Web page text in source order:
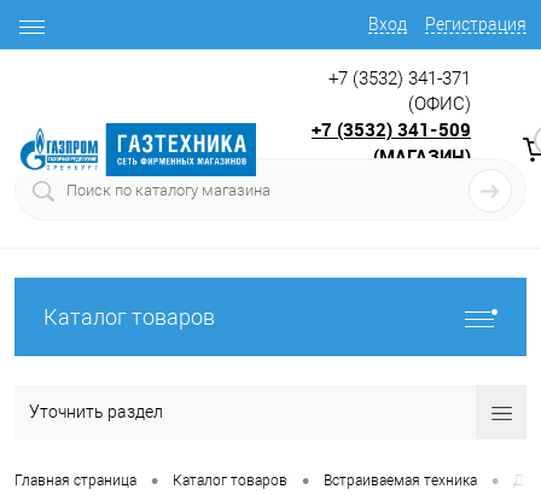
Вход Регистрация
+7 (3532) 341-371
(ОФИС)
+7 (3532) 341-509
(МАГАЗИН)
Каталог товаров
Уточнить раздел
Главная страница • Каталог товаров • Встраиваемая техника •